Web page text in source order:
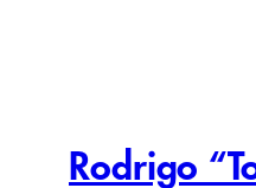
Rodrigo